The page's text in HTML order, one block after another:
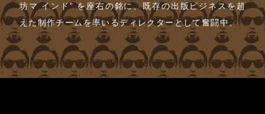
坊マ インド” を座右の銘に、既存の出版ビジネスを超
えた制作チームを率いるディレクターとして奮闘中。